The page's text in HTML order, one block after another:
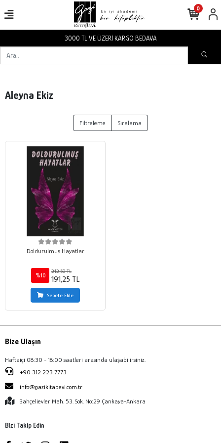
3000 TL VE ÜZERİ KARGO BEDAVA
0
Aleyna Ekiz
Filtreleme Sıralama
Doldurulmuş Hayatlar
%10
212,50 TL
191,25 TL
Sepete Ekle
Bize Ulaşın
Haftaiçi 08:30 - 18:00 saatleri arasında ulaşabilirsiniz.
+90 312 223 7773
info@gazikitabevi.com.tr
Bahçelievler Mah. 53. Sok. No:29 Çankaya-Ankara
Bizi Takip Edin